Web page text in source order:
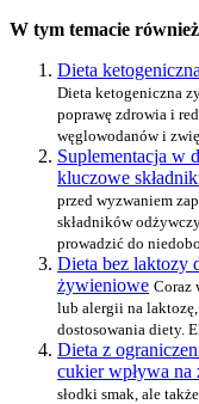
W tym temacie
Dieta
Dieta ketogeniczna
poprawę zdrowia i
węglowodanów i
Suplementacja w
kluczowe
przed wyzwaniem
składników
prowadzić do
Dieta bez laktozy
żywieniowe Coraz
lub alergii na
dostosowania diety.
Dieta z
cukier wpływa na
słodki smak, ale